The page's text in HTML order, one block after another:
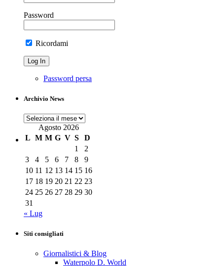
Password
Ricordami
Password persa
Archivio News
Archivio
NewsAgosto 2026
L M M G V S
D
1
2
3
4 5 6 7 8
9
10 11 12 13 14 15 16
17 18 19 20 21 22 23
24 25 26 27 28 29 30
31
« Lug
Siti consigliati
Giornalistici & Blog
Waterpolo D. World